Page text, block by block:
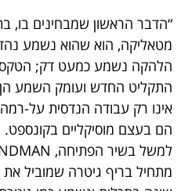
“הדבר הראשון שמבחינים בו,
מטאליקה, הוא שהוא נשמע
הלהקה נשמע כמעט דק;
התקליט החדש ועומק השמע
אינו רק עבודה הנדסית על-
הם בעצם מוסיקליים בקונספט.
מתחיל בריף גיטרה שמוביל